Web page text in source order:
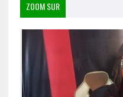
ZOOM SUR